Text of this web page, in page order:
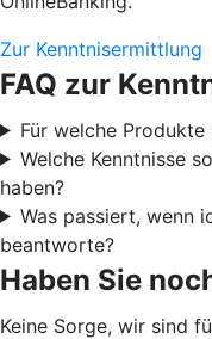
Zur Kenntnisermittlung
FAQ zur
Für welche
Welche Kenntnisse
haben?
Was passiert, wenn
beantworte?
Haben Sie
Keine Sorge, wir sind